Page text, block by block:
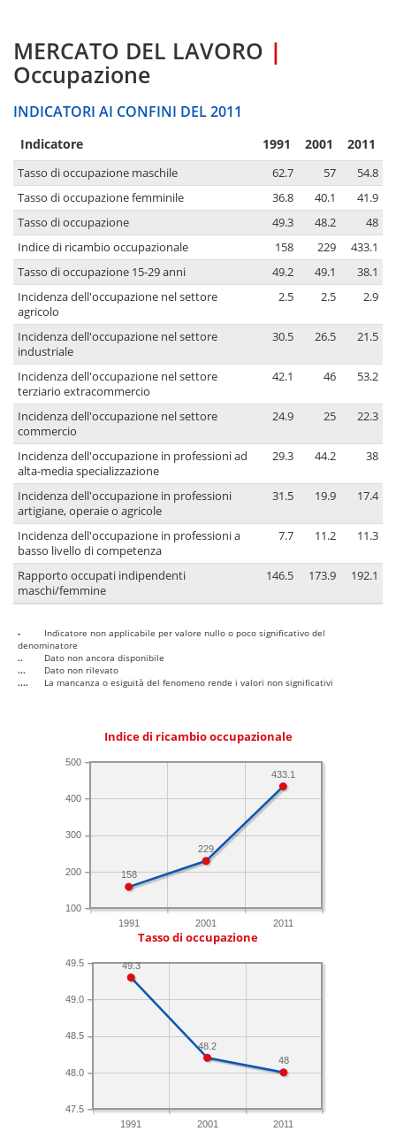
MERCATO DEL LAVORO |
Occupazione
INDICATORI AI CONFINI DEL 2011
Indicatore 1991 2001 2011
Tasso di occupazione maschile 62.7 57
54.8
Tasso di occupazione femminile
36.8 40.1
41.9
Tasso di occupazione
49.3 48.2
48
Indice di ricambio occupazionale
158 229
433.1
Tasso di occupazione 15-29 anni
49.2 49.1
38.1
Incidenza dell'occupazione nel settore
agricolo
2.5 2.5 2.9
Incidenza dell'occupazione nel settore
industriale
30.5 26.5 21.5
Incidenza dell'occupazione nel settore
terziario extracommercio
42.1 46 53.2
Incidenza dell'occupazione nel settore
commercio
24.9 25 22.3
Incidenza dell'occupazione in professioni ad
alta-media specializzazione
29.3 44.2 38
Incidenza dell'occupazione in professioni
artigiane, operaie o agricole
31.5 19.9 17.4
Incidenza dell'occupazione in professioni a
basso livello di competenza
7.7 11.2 11.3
Rapporto occupati indipendenti
maschi/femmine
146.5 173.9 192.1
-
Indicatore non applicabile per valore nullo o poco significativo del
denominatore
..
Dato non ancora disponibile
...
Dato non rilevato
....
La mancanza o esiguità del fenomeno rende i valori non significativi
Indice di ricambio occupazionale
1991 2001 2011
100
200
300
400
500
433.1
229
158
Tasso di occupazione
1991 2001 2011
47.5
48.0
48.5
49.0
49.5
48
48.2
49.3